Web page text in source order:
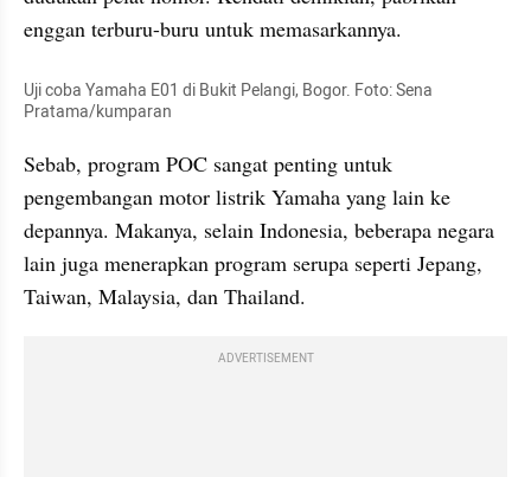
enggan terburu-buru untuk memasarkannya.
Uji coba Yamaha E01 di Bukit Pelangi, Bogor. Foto: Sena
Pratama/kumparan
Sebab, program POC sangat penting untuk
pengembangan motor listrik Yamaha yang lain ke
depannya. Makanya, selain Indonesia, beberapa negara
lain juga menerapkan program serupa seperti Jepang,
Taiwan, Malaysia, dan Thailand.
ADVERTISEMENT